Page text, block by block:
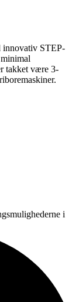
STEP-
takket være 3-
i